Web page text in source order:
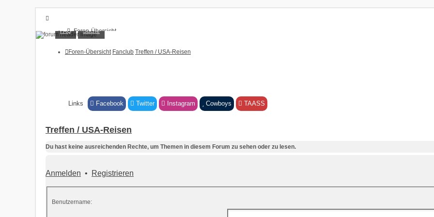
Foren-Übersicht
FAQ
Unbeantwortete Themen
FAQ Suche
Foren-Übersicht Fanclub Treffen / USA-Reisen
Links Facebook Twitter Instagram Cowboys TAASS
Treffen / USA-Reisen
Du hast keine ausreichenden Rechte, um Themen in diesem Forum zu sehen oder zu lesen.
Anmelden • Registrieren
Benutzername: